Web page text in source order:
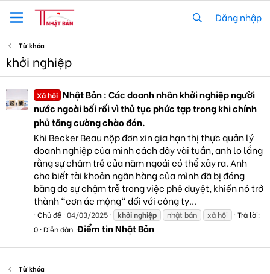
Đăng nhập
Từ khóa
khởi nghiệp
Xã hội Nhật Bản : Các doanh nhân khởi nghiệp người
nước ngoài bối rối vì thủ tục phức tạp trong khi chính
phủ tăng cường chào đón.
Khi Becker Beau nộp đơn xin gia hạn thị thực quản lý
doanh nghiệp của mình cách đây vài tuần, anh lo lắng
rằng sự chậm trễ của năm ngoái có thể xảy ra. Anh
cho biết tài khoản ngân hàng của mình đã bị đóng
băng do sự chậm trễ trong việc phê duyệt, khiến nó trở
thành "cơn ác mộng" đối với công ty...
Chủ đề 04/03/2025 khởinghiệp nhật bản xã hội
Trả lời:
0 Diễn đàn: Điểm tin Nhật Bản
Từ khóa